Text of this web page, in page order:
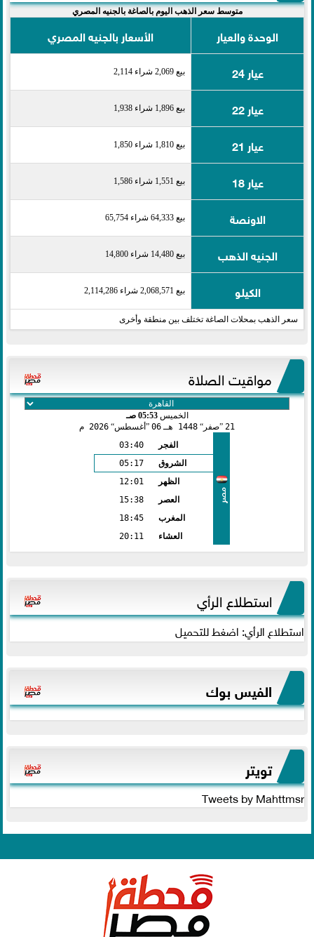
متوسط سعر الذهب اليوم بالصاغة بالجنيه المصري
الوحدة والعيار
الأسعار بالجنيه المصري
عيار 24
بيع 2,069 شراء 2,114
عيار 22 بيع 1,896 شراء 1,938
عيار 21 بيع 1,810 شراء 1,850
عيار 18 بيع 1,551 شراء 1,586
الاونصة بيع 64,333 شراء 65,754
الجنيه الذهب بيع 14,480 شراء 14,800
الكيلو بيع 2,068,571 شراء 2,114,286
سعر الذهب بمحلات الصاغة تختلف بين منطقة وأخرى
مواقيت الصلاة
الخميس05:53 صـ
21 صفر 1448 هـ 06 أغسطس 2026 م
مصر
الفجر
03:40
الشروق
05:17
الظهر
12:01
العصر
15:38
المغرب
18:45
العشاء
20:11
استطلاع الرأي
استطلاع الرأي: اضغط للتحميل
الفيس بوك
تويتر
Tweets by Mahttmsr